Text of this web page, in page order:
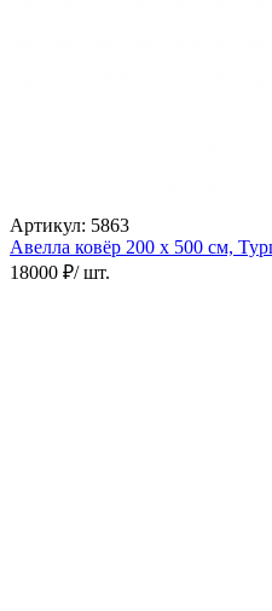
Артикул: 5863
Авелла ковёр 200 х 500 см,
18000 ₽/ шт.